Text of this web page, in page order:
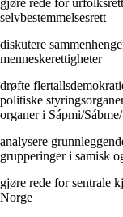
gjøre rede for
selvbestemmelsesrett
diskutere
menneskerettigheter
drøfte
politiske
organer i Sápmi/
analysere
grupperinger i samisk
gjøre rede for sentrale
Norge